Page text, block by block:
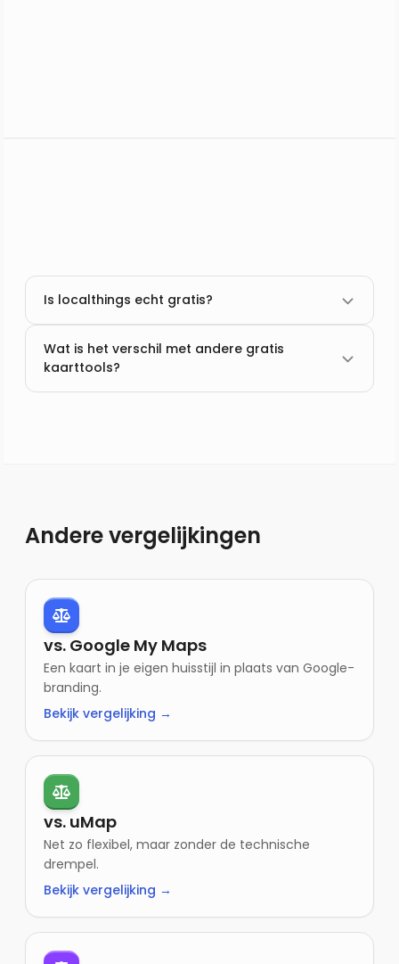
Is localthings echt gratis?
Wat is het verschil met andere gratis
kaarttools?
Andere vergelijkingen
vs. Google My Maps
Een kaart in je eigen huisstijl in plaats van Google-
branding.
Bekijk vergelijking →
vs. uMap
Net zo flexibel, maar zonder de technische
drempel.
Bekijk vergelijking →